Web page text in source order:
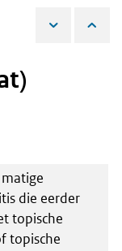
die eerder
topische
topische